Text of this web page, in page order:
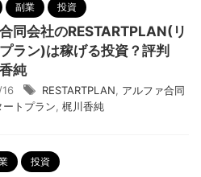
副業 投資
同会社のRESTARTPLAN(リ
ラン)は稼げる投資？評判
純
RESTARTPLAN
アルファ合同
ートプラン 梶川香純
投資